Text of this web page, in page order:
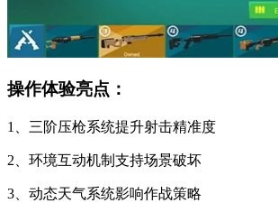
操作体验亮点：
1、三阶压枪系统提升射击精准度
2、环境互动机制支持场景破坏
3、动态天气系统影响作战策略